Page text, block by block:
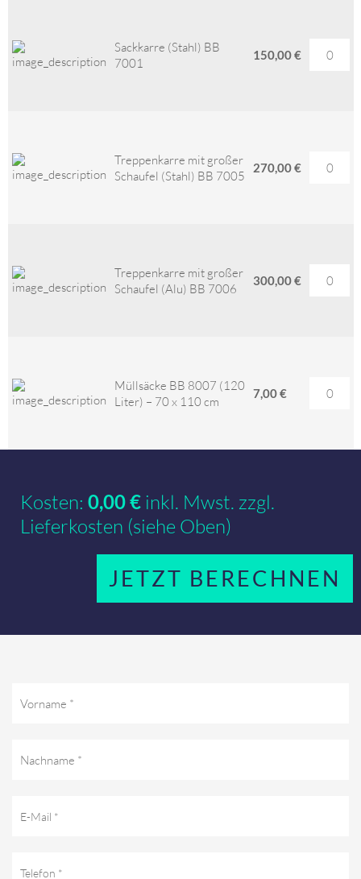
Sackkarre (Stahl) BB
7001
150,00 €
Treppenkarre mit großer
Schaufel (Stahl) BB 7005
270,00 €
Treppenkarre mit großer
Schaufel (Alu) BB 7006
300,00 €
Müllsäcke BB 8007 (120
Liter) – 70 x 110 cm
7,00 €
Kosten: 0,00€ inkl. Mwst. zzgl.
Lieferkosten (siehe Oben)
JETZT BERECHNEN